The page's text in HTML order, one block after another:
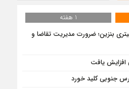
1 هفته
۱۰ میلیون لیتری بنزین؛ ضرورت مدیریت تقاضا و
افزایش یافت
جنوبی کلید خورد